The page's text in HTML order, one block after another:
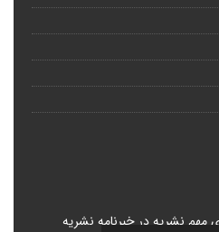
مهم نشریه در خبرنامه نشریه